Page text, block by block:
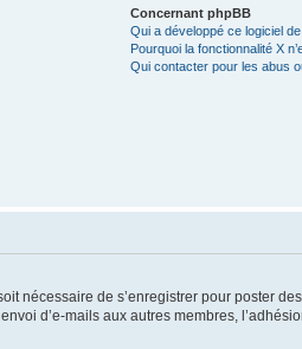
Concernant phpBB
Qui a développé ce logiciel
Pourquoi la fonctionnalité X
Qui contacter pour les abus
nécessaire de s’enregistrer pour poster
d’e-mails aux autres membres,